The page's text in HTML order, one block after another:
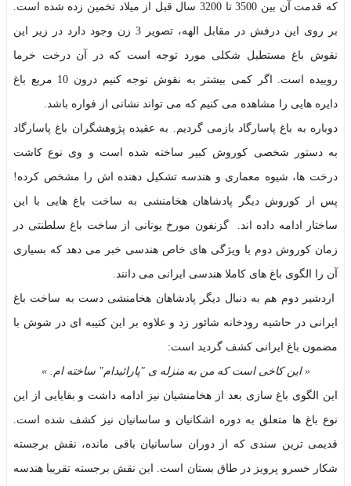
که قدمت آن بین 3500 تا 3200 سال قبل از میلاد تخمین زده شده است.
بر روی این درفش در مقابل الهه، تصویر 3 زن وجود دارد در زیر این
نقوش باغ مستطیل شکلی مورد توجه است که در آن درخت خرما
روییده است. اگر کمی بیشتر به نقوش توجه کنیم درون 10 مربع باغ
دایره هایی را مشاهده می کنیم که می تواند نشانی از فواره باشد.
دوباره به باغ پاسارگاد بازمی گردیم. به عقیده پژوهشگران باغ پاسارگاد
به دستور شخصی کوروش کبیر ساخته شده است و وی نوع کاشت
درخت ها، شیوه معماری و هندسه تشکیل دهنده اش را مشخص کرده!
پس از کوروش دیگر پادشاهان هخامنشی به ساخت باغ هایی با این
ساختار ادامه داده اند. گزنفون مورخ یونانی از ساخت باغ سلطنتی در
زمان کوروش دوم با ویژگی های خاص هندسی خبر می دهد که بسیاری
آن را الگوی باغ های کاملا هندسی ایرانی می دانند.
اردشیر دوم هم به دنبال دیگر پادشاهان هخامنشی دست به ساخت باغ
ایرانی در حاشیه رودخانه شائور زد و علاوه بر این کتیبه ای در شوش با
مضمون باغ ایرانی کشف گردید است:
« این کاخی است که من به منزله ی "پارائیدام" ساخته ام. »
این الگوی باغ سازی بعد از هخامنشیان نیز ادامه داشت و بقایایی از این
نوع باغ ها متعلق به دوره اشکانیان و ساسانیان نیز کشف شده است.
قدیمی ترین سندی که از دوران ساسانیان باقی مانده، نقش برجسته
شکار خسرو پرویز در طاق بستان است. این نقش برجسته تقریبا هندسه